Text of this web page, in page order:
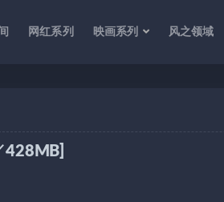
网红系列 映画系列 风之领域
428MB]